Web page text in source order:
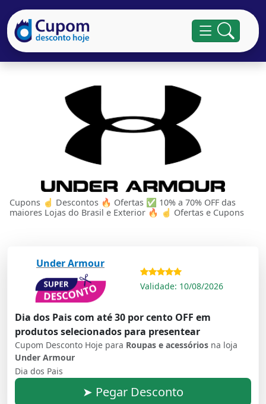
Cupons ☝ Descontos 🔥 Ofertas ✅ 10% a 70% OFF das
maiores Lojas do Brasil e Exterior 🔥 ☝ Ofertas e Cupons
Under Armour
Validade: 10/08/2026
Dia dos Pais com até 30 por cento OFF em
produtos selecionados para presentear
Cupom Desconto Hoje para Roupas e acessórios na loja
Under Armour
Dia dos Pais
➤ Pegar Desconto